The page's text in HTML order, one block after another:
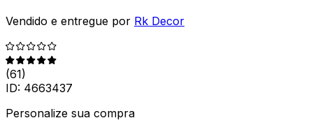
Vendido e entregue por Rk Decor
(61)
ID: 4663437
Personalize sua compra